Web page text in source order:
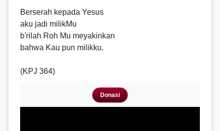
Berserah kepada Yesus
aku jadi milikMu
b'rilah Roh Mu meyakinkan
bahwa Kau pun milikku.
(KPJ 364)
Donasi